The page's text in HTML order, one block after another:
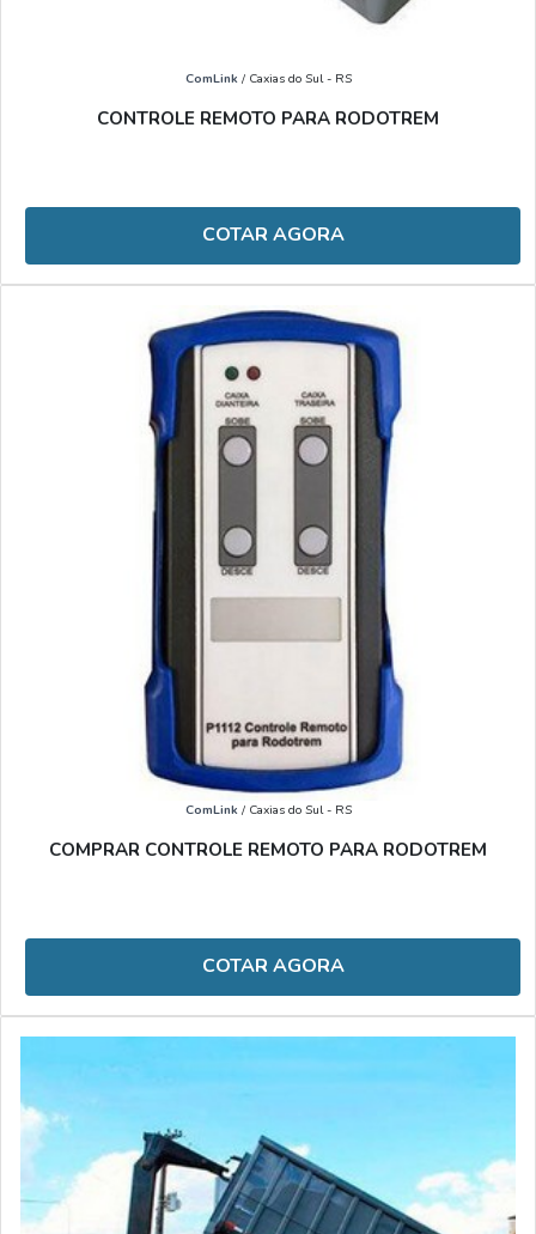
ComLink/ Caxias do Sul - RS
CONTROLE REMOTO PARA RODOTREM
COTAR AGORA
ComLink/ Caxias do Sul - RS
COMPRAR CONTROLE REMOTO PARA RODOTREM
COTAR AGORA